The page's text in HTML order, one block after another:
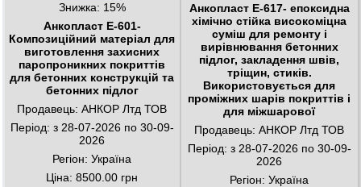
Знижка: 15%
Анкопласт Е-601-
Композиційний матеріал для
виготовлення захисних
паропроникних покриттів
для бетонних конструкцій та
бетонних підлог
Продавець: АНКОР Лтд ТОВ
Період: з 28-07-2026 по 30-09-
2026
Регіон: Україна
Ціна: 8500.00 грн
Анкопласт Е-617- епоксидна
хімічно стійка високоміцна
суміш для ремонту і
вирівнювання бетонних
підлог, закладення швів,
тріщин, стиків.
Використовується для
проміжних шарів покриттів і
для міжшарової
Продавець: АНКОР Лтд ТОВ
Період: з 28-07-2026 по 30-09-
2026
Регіон: Україна